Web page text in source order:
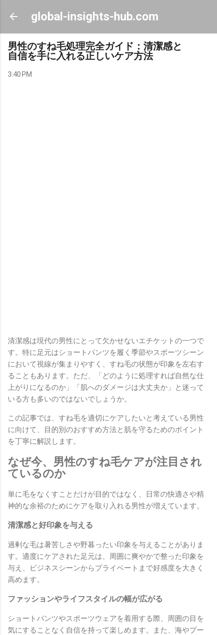
Skip to main content
global-insights-hub.com
男性のすね毛処理完全ガイド：清潔感と
自信を手に入れる正しいケア方法
3:40 PM
清潔感は現代の男性にとって欠かせないエチケットの一つで
す。特に足元はショートパンツを履く季節やスポーツシーン
において視線が集まりやすく、すね毛の状態が印象を左右す
ることもあります。ただ、「どのように処理すれば自然な仕
上がりになるのか」「肌へのダメージは大丈夫か」と迷って
いる方も多いのではないでしょうか。
この記事では、すね毛を適切にケアしたいと考えている男性
に向けて、目的別のおすすめ方法と肌を守るためのポイント
を丁寧に解説します。
なぜ今、男性のすね毛ケアが注目され
ているのか
単に毛をなくすことだけが目的ではなく、日常の快適さや精
神的な余裕のためにケアを取り入れる男性が増えています。
清潔感と好印象を与える
過剰な毛は暑苦しさや野暮ったい印象を与えることがありま
す。適度にケアされた足元は、周囲に爽やかで整った印象を
与え、ビジネスシーンからプライベートまで好感度を大きく
高めます。
ファッションやライフスタイルの幅が広がる
ショートパンツやスポーツウェアを着用する際、周囲の目を
気にすることなく自信を持って楽しめます。また、海やプー